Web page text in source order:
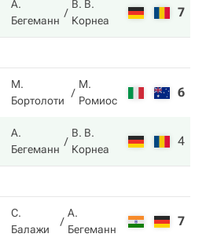
А.
Бегеманн
В. В.
Корнеа
7
М.
Бортолоти
М.
Ромиос
6
А.
Бегеманн
В. В.
Корнеа
4
С.
Балажи
А.
Бегеманн
7